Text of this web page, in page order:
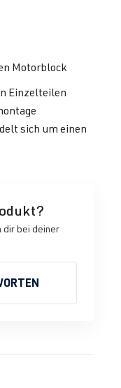
Motorblock
Einzelteilen
sich um einen
dir bei deiner